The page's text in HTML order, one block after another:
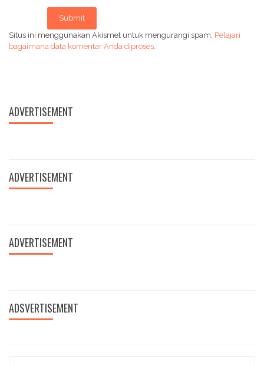
Submit
Situs ini menggunakan Akismet untuk mengurangi spam. Pelajari
bagaimana data komentar Anda diproses
ADVERTISEMENT
ADVERTISEMENT
ADVERTISEMENT
ADSVERTISEMENT